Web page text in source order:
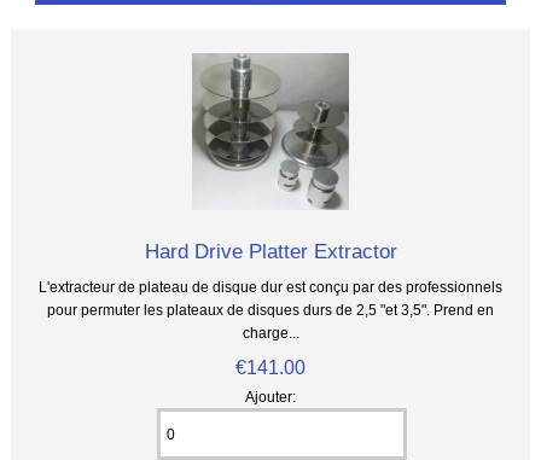
Hard Drive Platter Extractor
L'extracteur de plateau de disque dur est conçu par des professionnels
pour permuter les plateaux de disques durs de 2,5 "et 3,5". Prend en
charge...
€141.00
Ajouter: